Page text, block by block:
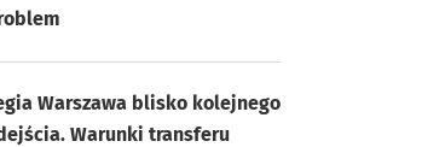
Warszawa blisko kolejnego
Warunki transferu